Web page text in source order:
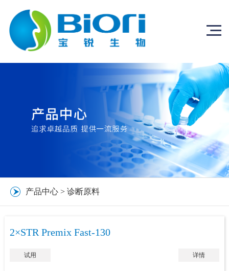
产品中心 > 诊断原料
2×STR Premix Fast-130
试用 详情